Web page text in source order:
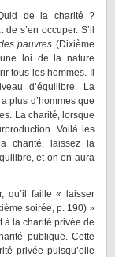
de la charité ?
s’en occuper. S’il
pauvres (Dixième
loi de la nature
tous les hommes. Il
d’équilibre. La
plus d’hommes que
La charité, lorsque
Voilà les
charité, laissez la
et on en aura
qu’il faille « laisser
soirée, p. 190) »
à la charité privée de
publique. Cette
privée puisqu’elle